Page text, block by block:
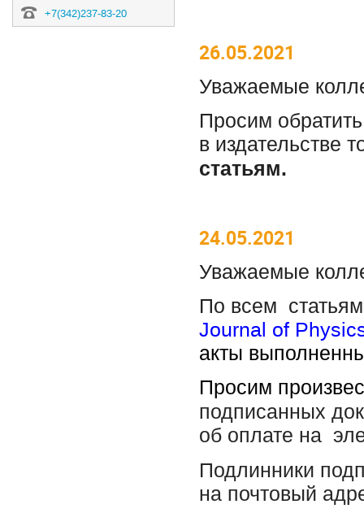
+7(342)237-83-20
26.05.2021
Уважаемые
Просим
в издательстве
статьям.
24.05.2021
Уважаемые
По всем
Journal of
акты
Просим
подписанных
об оплате на
Подлинники
на почтовый